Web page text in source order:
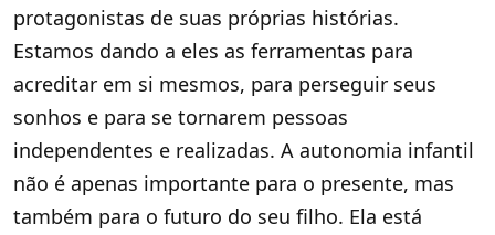
protagonistas de suas próprias histórias.
Estamos dando a eles as ferramentas para
acreditar em si mesmos, para perseguir seus
sonhos e para se tornarem pessoas
independentes e realizadas. A autonomia infantil
não é apenas importante para o presente, mas
também para o futuro do seu filho. Ela está